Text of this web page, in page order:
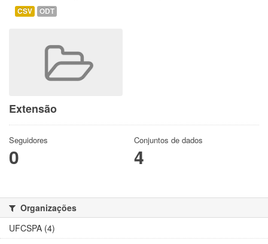
CSV ODT
Extensão
Seguidores
0
Conjuntos de dados
4
Organizações
UFCSPA (4)